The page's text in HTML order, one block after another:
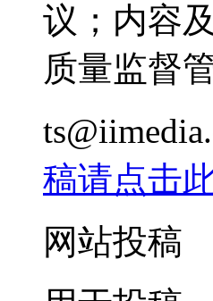
议；内容
质量监督
稿请点击
网站投稿